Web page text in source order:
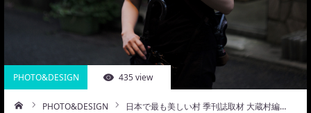
PHOTO&DESIGN 435 view
PHOTO&DESIGN 日本で最も美しい村 季刊誌取材 大蔵村編…
PROFILE
CONTACT